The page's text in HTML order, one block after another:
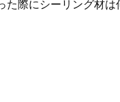
た際にシーリング材